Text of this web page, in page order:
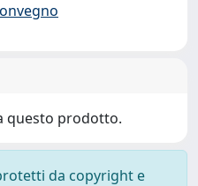
questo prodotto.
da copyright e